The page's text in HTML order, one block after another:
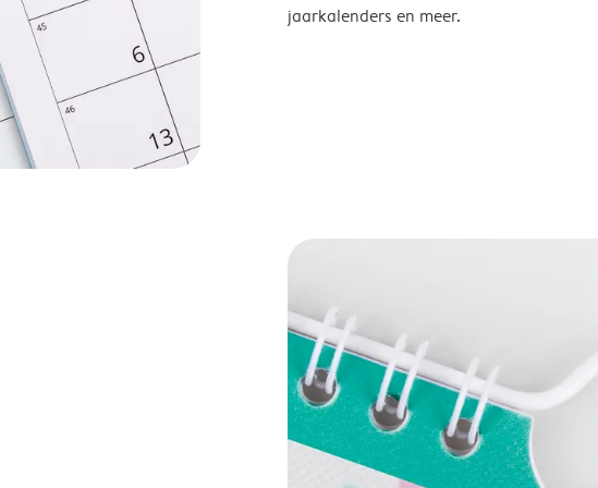
jaarkalenders en meer.